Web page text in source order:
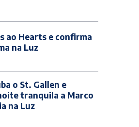
ao Hearts e confirma
na Luz
o St. Gallen e
tranquila a Marco
na Luz